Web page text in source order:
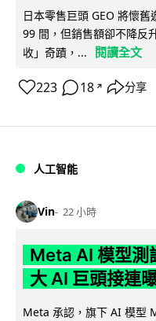
日本零售巨頭 GEO 將懷
99 間，但銷售額卻不降反
收」奇蹟，...
閱讀全文
223 18 ↗ 分享
人工智能
Vin 22 小時
Meta AI 模型測
大 AI 巨頭接連
Meta 承認，旗下 AI 模型